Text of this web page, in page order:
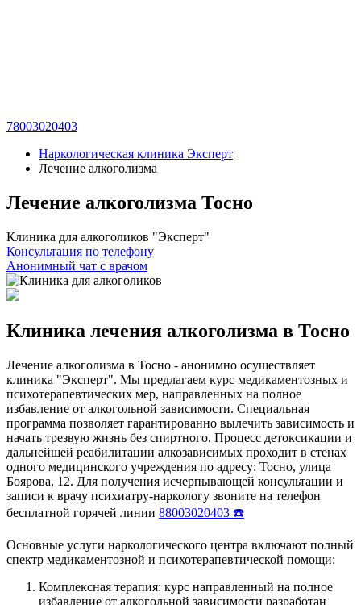
78003020403
Наркологическая клиника Эксперт
Лечение алкоголизма
Лечение алкоголизма Тосно
Клиника для алкоголиков "Эксперт"
Консультация по телефону
Анонимный чат с врачом
Клиника лечения алкоголизма в Тосно
Лечение алкоголизма в Тосно - анонимно осуществляет
клиника "Эксперт". Мы предлагаем курс медикаментозных и
психотерапевтических мер, направленных на полное
избавление от алкогольной зависимости. Специальная
программа позволяет гарантированно вылечить зависимость и
начать трезвую жизнь без спиртного. Процесс детоксикации и
дальнейшей реабилитации алкозависимых проходит в стенах
одного медицинского учреждения по адресу: Тосно, улица
Боярова, 12. Для получения исчерпывающей консультации и
записи к врачу психиатру-наркологу звоните на телефон
бесплатной горячей линии 88003020403 ☎️
Основные услуги наркологического центра включают полный
спектр медикаментозной и психотерапевтической помощи:
Комплексная терапия: курс направленный на полное
избавление от алкогольной зависимости разработан